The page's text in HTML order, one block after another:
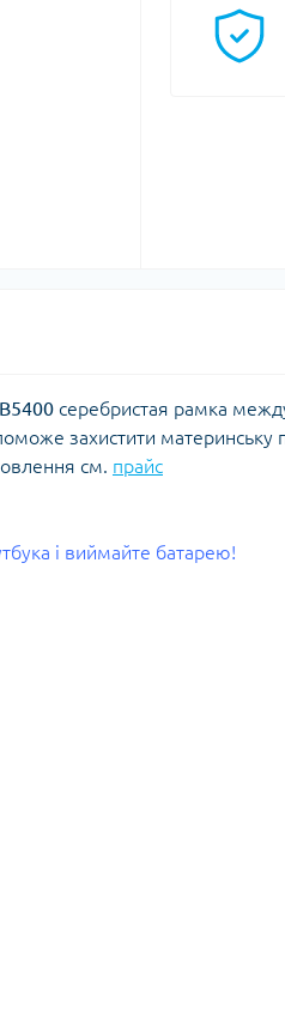
серебристая рамка
захистити материнську
см. прайс
і виймайте батарею!